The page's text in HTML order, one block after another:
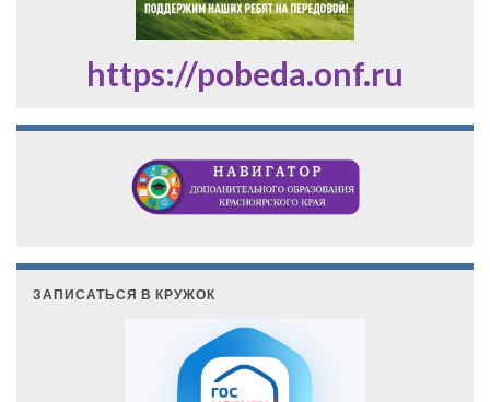
https://pobeda.onf.ru
ЗАПИСАТЬСЯ В КРУЖОК